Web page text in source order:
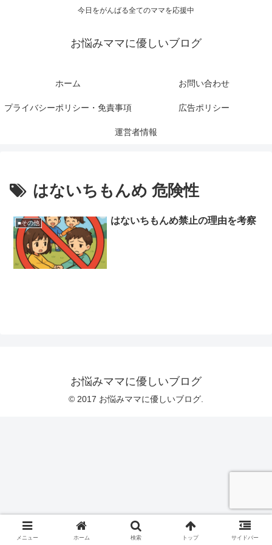
今日をがんばる全てのママを応援中
お悩みママに優しいブログ
ホーム お問い合わせ
プライバシーポリシー・免責事項 広告ポリシー
運営者情報
はないちもんめ 危険性
■その他 はないちもんめ禁止の理由を考察
お悩みママに優しいブログ
© 2017 お悩みママに優しいブログ.
メニュー ホーム 検索 トップ サイドバー